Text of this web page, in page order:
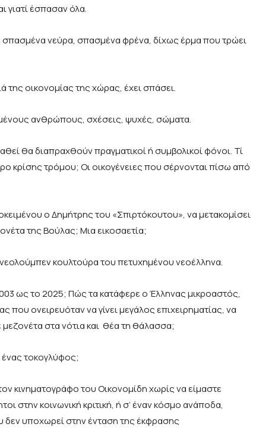
γιατί έσπασαν όλα.
νεύρα, σπασμένα φρένα, δίχως έρμα που τρώει
της οικονομίας της χώρας, έχει σπάσει.
ανθρώπους, σχέσεις, ψυχές, σώματα.
θα διαπραχθούν πραγματικοί ή συμβολικοί φόνοι. Τί
κρίσης τρόμου; Οι οικογένειες που σέρνονται πίσω από
ο Δημήτρης του «Σπιρτόκουτου», να μετακομίσει
της Βούλας; Μια εικοσαετία;
κουλτούρα του πετυχημένου νεοέλληνα.
ως το 2025; Πώς τα κατάφερε ο Έλληνας μικροαστός,
που ονειρευόταν να γίνει μεγάλος επιχειρηματίας, να
μεζονέτα στα νότια και θέα τη θάλασσα;
ένας τοκογλύφος;
κινηματογράφο του Οικονομίδη χωρίς να είμαστε
στην κοινωνική κριτική, ή σ’ έναν κόσμο ανάποδα,
δεν υποχωρεί στην ένταση της έκφρασης